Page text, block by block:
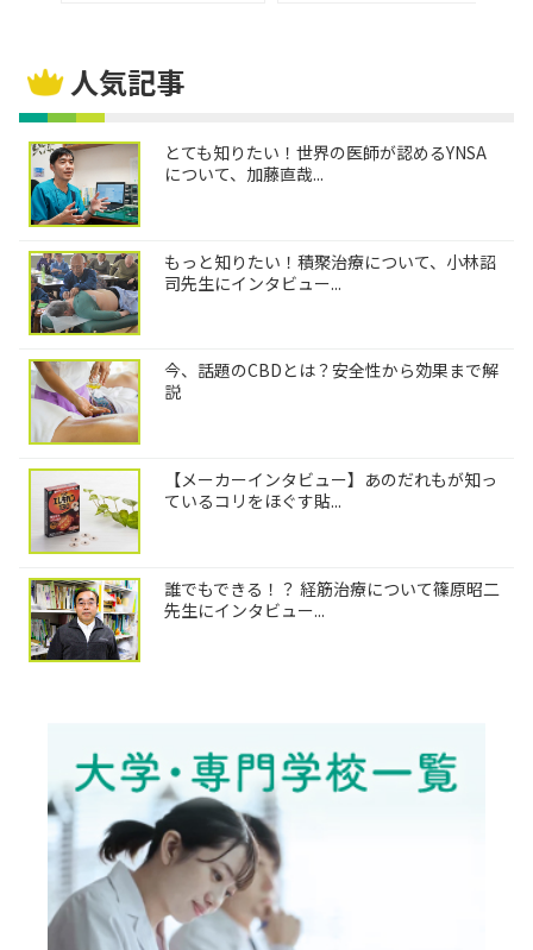
人気記事
とても知りたい！世界の医師が認めるYNSA
について、加藤直哉...
もっと知りたい！積聚治療について、小林詔
司先生にインタビュー...
今、話題のCBDとは？安全性から効果まで解
説
【メーカーインタビュー】あのだれもが知っ
ているコリをほぐす貼...
誰でもできる！？ 経筋治療について篠原昭二
先生にインタビュー...